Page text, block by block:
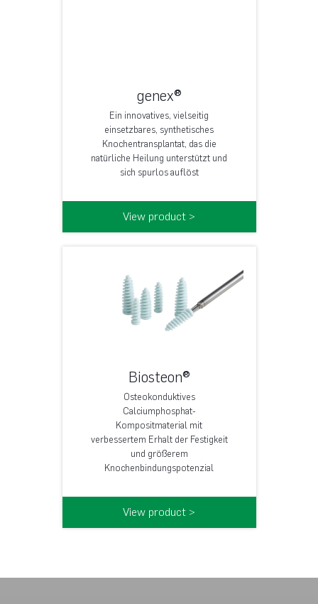
genex®
Ein innovatives, vielseitig
einsetzbares, synthetisches
Knochentransplantat, das die
natürliche Heilung unterstützt und
sich spurlos auflöst
View product >
Biosteon®
Osteokonduktives
Calciumphosphat-
Kompositmaterial mit
verbessertem Erhalt der Festigkeit
und größerem
Knochenbindungspotenzial
View product >